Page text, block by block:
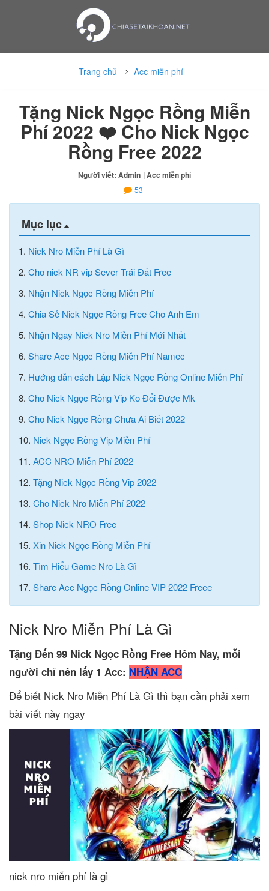
Trang chủ Acc miễn phí
Tặng Nick Ngọc Rồng Miễn
Phí 2022 ❤️ Cho Nick Ngọc
Rồng Free 2022
Người viết: Admin | Acc miễn phí
53
Mục lục
1. Nick Nro Miễn Phí Là Gì
2. Cho nick NR vip Sever Trái Đất Free
3. Nhận Nick Ngọc Rồng Miễn Phí
4. Chia Sẻ Nick Ngọc Rồng Free Cho Anh Em
5. Nhận Ngay Nick Nro Miễn Phí Mới Nhất
6. Share Acc Ngọc Rồng Miễn Phí Namec
7. Hướng dẫn cách Lập Nick Ngọc Rồng Online Miễn Phí
8. Cho Nick Ngọc Rồng Vip Ko Đổi Được Mk
9. Cho Nick Ngọc Rồng Chưa Ai Biết 2022
10. Nick Ngọc Rồng Vip Miễn Phí
11. ACC NRO Miễn Phí 2022
12. Tặng Nick Ngọc Rồng Vip 2022
13. Cho Nick Nro Miễn Phí 2022
14. Shop Nick NRO Free
15. Xin Nick Ngọc Rồng Miễn Phí
16. Tìm Hiểu Game Nro Là Gì
17. Share Acc Ngọc Rồng Online VIP 2022 Freee
Nick Nro Miễn Phí Là Gì
Tặng Đến 99 Nick Ngọc Rồng Free Hôm Nay, mỗi
người chỉ nên lấy 1 Acc: NHẬN ACC
Để biết Nick Nro Miễn Phí Là Gì thì bạn cần phải xem
bài viết này ngay
nick nro miễn phí là gì